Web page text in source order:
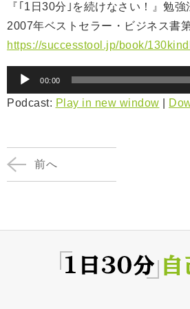
『｢1日30分｣を続けなさい！』勉
2007年ベストセラー・ビジネス書
https://successtool.jp/book/
声
ー
ヤ
00:00
Podcast: Play in new window
前へ